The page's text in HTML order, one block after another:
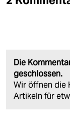
Die
geschlossen.
Wir öffnen die
Artikeln für